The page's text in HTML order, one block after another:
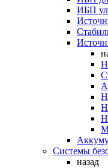
ИБП
Системы
назад